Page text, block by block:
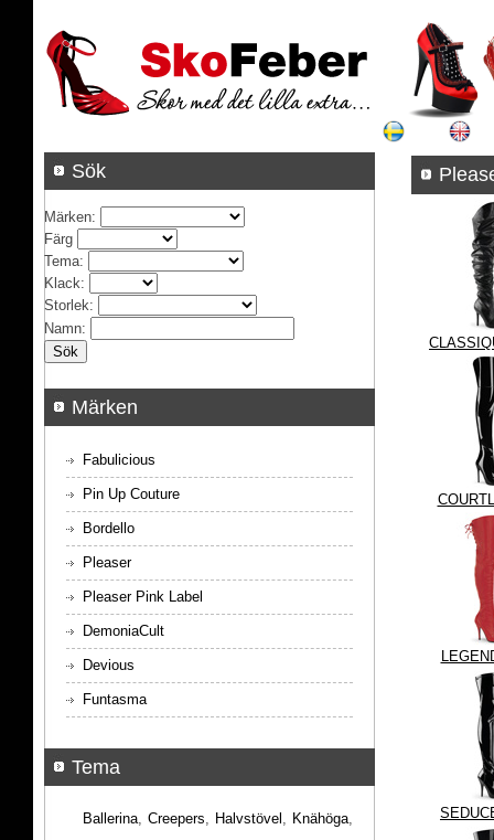
Sök
Märken:
Färg
Tema:
Klack:
Storlek:
Namn:
Märken
Fabulicious
Pin Up Couture
Bordello
Pleaser
Pleaser Pink Label
DemoniaCult
Devious
Funtasma
Tema
Ballerina, Creepers, Halvstövel , Knähöga,